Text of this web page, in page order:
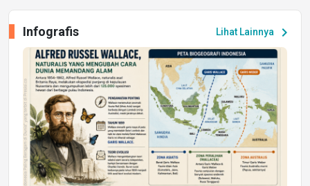
Peluang Kerja dan Magang
Jumat, 17 Jul 2026 22:30
DAERAH
Astra Motor Kalimantan Timur 2 Dukung
Mahasiswa Samarinda dalam Astra
Honda SDGs Future Leaders 2026
Jumat, 10 Jul 2026 19:01
Lihat Lainnya chevron_right
Infografis